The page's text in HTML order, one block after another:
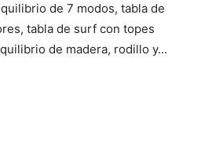
de 7 modos, tabla de
tabla de surf con topes
de madera, rodillo y...